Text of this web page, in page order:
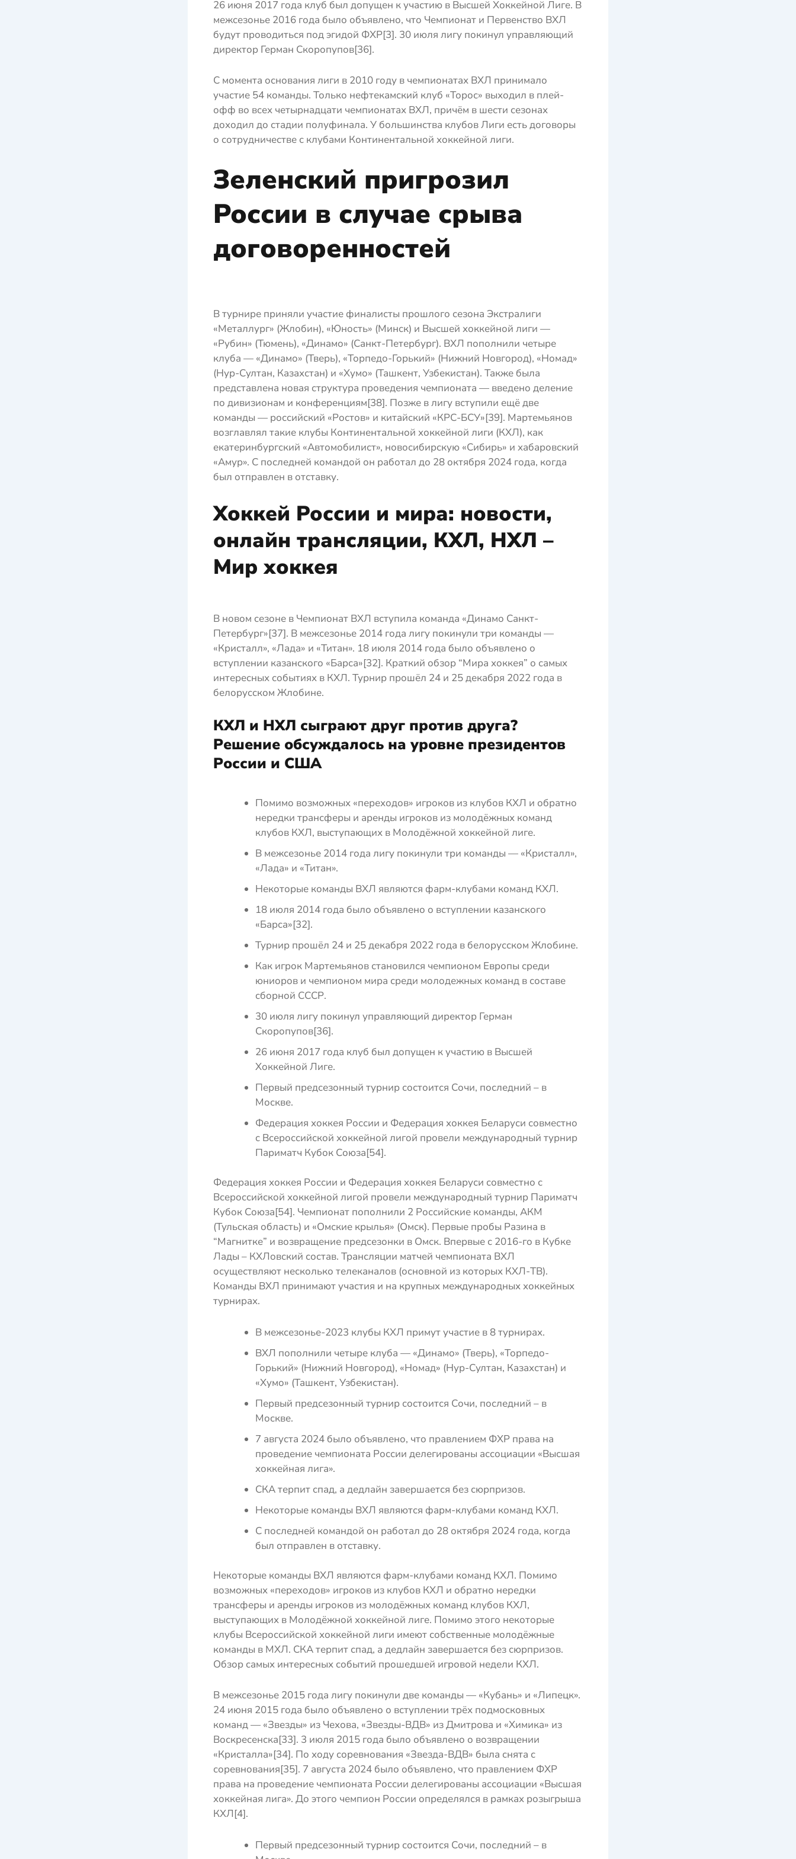
26 июня 2017 года клуб был допущен к участию в Высшей Хоккейной Лиге. В
межсезонье 2016 года было объявлено, что Чемпионат и Первенство ВХЛ
будут проводиться под эгидой ФХР[3]. 30 июля лигу покинул управляющий
директор Герман Скоропупов[36].
С момента основания лиги в 2010 году в чемпионатах ВХЛ принимало
участие 54 команды. Только нефтекамский клуб «Торос» выходил в плей-
офф во всех четырнадцати чемпионатах ВХЛ, причём в шести сезонах
доходил до стадии полуфинала. У большинства клубов Лиги есть договоры
о сотрудничестве с клубами Континентальной хоккейной лиги.
Зеленский пригрозил
России в случае срыва
договоренностей
В турнире приняли участие финалисты прошлого сезона Экстралиги
«Металлург» (Жлобин), «Юность» (Минск) и Высшей хоккейной лиги —
«Рубин» (Тюмень), «Динамо» (Санкт-Петербург). ВХЛ пополнили четыре
клуба — «Динамо» (Тверь), «Торпедо-Горький» (Нижний Новгород), «Номад»
(Нур-Султан, Казахстан) и «Хумо» (Ташкент, Узбекистан). Также была
представлена новая структура проведения чемпионата — введено деление
по дивизионам и конференциям[38]. Позже в лигу вступили ещё две
команды — российский «Ростов» и китайский «КРС-БСУ»[39]. Мартемьянов
возглавлял такие клубы Континентальной хоккейной лиги (КХЛ), как
екатеринбургский «Автомобилист», новосибирскую «Сибирь» и хабаровский
«Амур». С последней командой он работал до 28 октября 2024 года, когда
был отправлен в отставку.
Хоккей России и мира: новости,
онлайн трансляции, КХЛ, НХЛ –
Мир хоккея
В новом сезоне в Чемпионат ВХЛ вступила команда «Динамо Санкт-
Петербург»[37]. В межсезонье 2014 года лигу покинули три команды —
«Кристалл», «Лада» и «Титан». 18 июля 2014 года было объявлено о
вступлении казанского «Барса»[32]. Краткий обзор “Мира хоккея” о самых
интересных событиях в КХЛ. Турнир прошёл 24 и 25 декабря 2022 года в
белорусском Жлобине.
КХЛ и НХЛ сыграют друг против друга?
Решение обсуждалось на уровне президентов
России и США
Помимо возможных «переходов» игроков из клубов КХЛ и обратно
нередки трансферы и аренды игроков из молодёжных команд
клубов КХЛ, выступающих в Молодёжной хоккейной лиге.
В межсезонье 2014 года лигу покинули три команды — «Кристалл»,
«Лада» и «Титан».
Некоторые команды ВХЛ являются фарм-клубами команд КХЛ.
18 июля 2014 года было объявлено о вступлении казанского
«Барса»[32].
Турнир прошёл 24 и 25 декабря 2022 года в белорусском Жлобине.
Как игрок Мартемьянов становился чемпионом Европы среди
юниоров и чемпионом мира среди молодежных команд в составе
сборной СССР.
30 июля лигу покинул управляющий директор Герман
Скоропупов[36].
26 июня 2017 года клуб был допущен к участию в Высшей
Хоккейной Лиге.
Первый предсезонный турнир состоится Сочи, последний – в
Москве.
Федерация хоккея России и Федерация хоккея Беларуси совместно
с Всероссийской хоккейной лигой провели международный турнир
Париматч Кубок Союза[54].
Федерация хоккея России и Федерация хоккея Беларуси совместно с
Всероссийской хоккейной лигой провели международный турнир Париматч
Кубок Союза[54]. Чемпионат пополнили 2 Российские команды, АКМ
(Тульская область) и «Омские крылья» (Омск). Первые пробы Разина в
“Магнитке” и возвращение предсезонки в Омск. Впервые с 2016-го в Кубке
Лады – КХЛовский состав. Трансляции матчей чемпионата ВХЛ
осуществляют несколько телеканалов (основной из которых КХЛ-ТВ).
Команды ВХЛ принимают участия и на крупных международных хоккейных
турнирах.
В межсезонье-2023 клубы КХЛ примут участие в 8 турнирах.
ВХЛ пополнили четыре клуба — «Динамо» (Тверь), «Торпедо-
Горький» (Нижний Новгород), «Номад» (Нур-Султан, Казахстан) и
«Хумо» (Ташкент, Узбекистан).
Первый предсезонный турнир состоится Сочи, последний – в
Москве.
7 августа 2024 было объявлено, что правлением ФХР права на
проведение чемпионата России делегированы ассоциации «Высшая
хоккейная лига».
СКА терпит спад, а дедлайн завершается без сюрпризов.
Некоторые команды ВХЛ являются фарм-клубами команд КХЛ.
С последней командой он работал до 28 октября 2024 года, когда
был отправлен в отставку.
Некоторые команды ВХЛ являются фарм-клубами команд КХЛ. Помимо
возможных «переходов» игроков из клубов КХЛ и обратно нередки
трансферы и аренды игроков из молодёжных команд клубов КХЛ,
выступающих в Молодёжной хоккейной лиге. Помимо этого некоторые
клубы Всероссийской хоккейной лиги имеют собственные молодёжные
команды в МХЛ. СКА терпит спад, а дедлайн завершается без сюрпризов.
Обзор самых интересных событий прошедшей игровой недели КХЛ.
В межсезонье 2015 года лигу покинули две команды — «Кубань» и «Липецк».
24 июня 2015 года было объявлено о вступлении трёх подмосковных
команд — «Звезды» из Чехова, «Звезды-ВДВ» из Дмитрова и «Химика» из
Воскресенска[33]. 3 июля 2015 года было объявлено о возвращении
«Кристалла»[34]. По ходу соревнования «Звезда-ВДВ» была снята с
соревнования[35]. 7 августа 2024 было объявлено, что правлением ФХР
права на проведение чемпионата России делегированы ассоциации «Высшая
хоккейная лига». До этого чемпион России определялся в рамках розыгрыша
КХЛ[4].
Первый предсезонный турнир состоится Сочи, последний – в